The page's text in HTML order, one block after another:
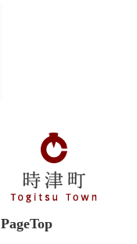
PageTop